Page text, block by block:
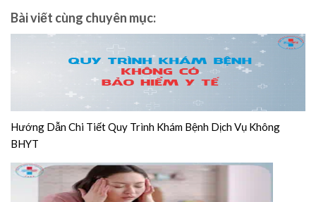
Bài viết cùng chuyên mục:
Hướng Dẫn Chi Tiết Quy Trình Khám Bệnh Dịch Vụ Không
BHYT